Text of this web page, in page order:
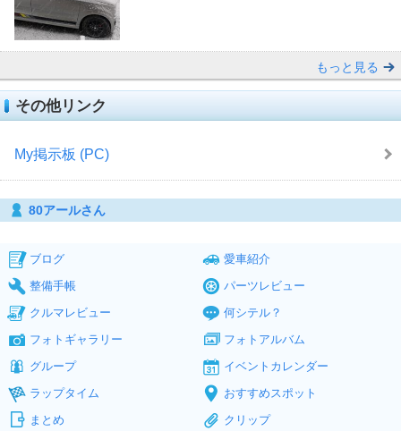
もっと見る
その他リンク
My掲示板 (PC)
80アールさん
ブログ
愛車紹介
整備手帳
パーツレビュー
クルマレビュー
何シテル？
フォトギャラリー
フォトアルバム
グループ
イベントカレンダー
ラップタイム
おすすめスポット
まとめ
クリップ